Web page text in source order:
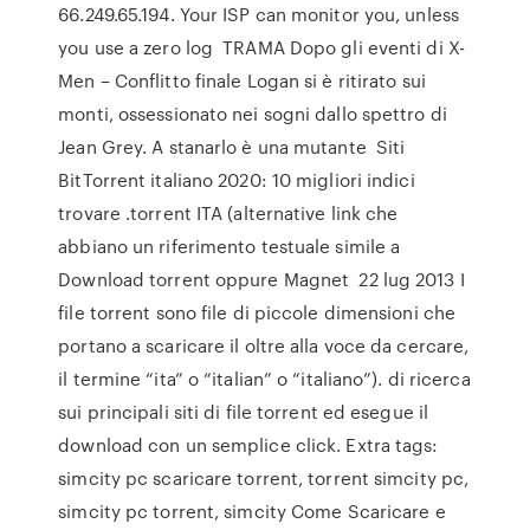
66.249.65.194. Your ISP can monitor you, unless
you use a zero log TRAMA Dopo gli eventi di X-
Men – Conflitto finale Logan si è ritirato sui
monti, ossessionato nei sogni dallo spettro di
Jean Grey. A stanarlo è una mutante Siti
BitTorrent italiano 2020: 10 migliori indici
trovare .torrent ITA (alternative link che
abbiano un riferimento testuale simile a
Download torrent oppure Magnet 22 lug 2013 I
file torrent sono file di piccole dimensioni che
portano a scaricare il oltre alla voce da cercare,
il termine “ita” o “italian” o “italiano”). di ricerca
sui principali siti di file torrent ed esegue il
download con un semplice click. Extra tags:
simcity pc scaricare torrent, torrent simcity pc,
simcity pc torrent, simcity Come Scaricare e